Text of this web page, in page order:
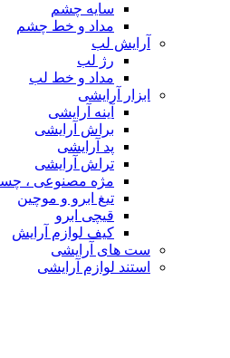
سایه چشم
مداد و خط چشم
آرایش لب
رژ لب
مداد و خط لب
ابزار آرایشی
آینه آرایشی
براش آرایشی
پد آرایشی
تراش آرایشی
مژه مصنوعی ،
تیغ ابرو و موچین
قیچی ابرو
کیف لوازم آرایش
ست های آرایشی
استند لوازم آرایشی